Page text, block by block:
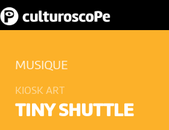
MUSIQUE
KIOSK ART
TINY SHUTTLE